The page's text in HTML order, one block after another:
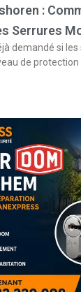
:
Serrures
demandé si
de protection